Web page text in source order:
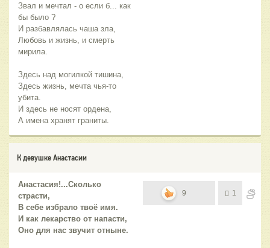
Звал и мечтал - о если б... как
бы было ?
И разбавлялась чаша зла,
Любовь и жизнь, и смерть
мирила.
Здесь над могилкой тишина,
Здесь жизнь, мечта чья-то
убита.
И здесь не носят ордена,
А имена хранят граниты.
К девушке Анастасии
Анастасия!...Сколько
страсти,
В себе избрало твоё имя.
И как лекарство от напасти,
Оно для нас звучит отныне.
9 1